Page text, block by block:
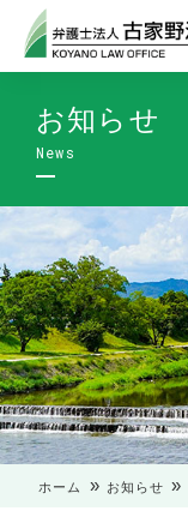
お知らせ
ホーム » お知らせ »